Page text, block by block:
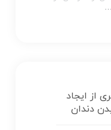
از ایجاد
دندان